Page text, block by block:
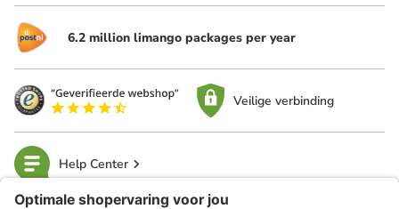
6.2 million limango packages per year
Veilige verbinding
Help Center